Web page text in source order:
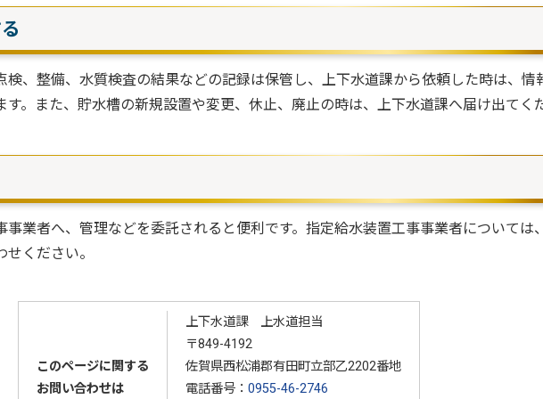
、整備、水質検査の結果などの記録は保管し、上下水道課から依頼した時は、情
す。また、貯水槽の新規設置や変更、休止、廃止の時は、上下水道課へ届け出てく
業者へ、管理などを委託されると便利です。指定給水装置工事事業者については、
ください。
このページに関する
お問い合わせは
上下水道課 上水道担当
〒849-4192
佐賀県西松浦郡有田町立部乙2202番地
電話番号： 0955-46-2746